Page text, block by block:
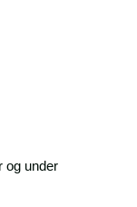
og under